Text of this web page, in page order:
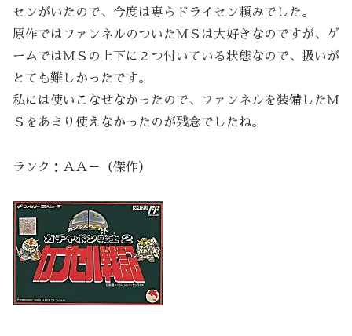
センがいたので、今度は専らドライセン頼みでした。
原作ではファンネルのついたＭＳは大好きなのですが、ゲ
ームではＭＳの上下に２つ付いている状態なので、扱いが
とても難しかったです。
私には使いこなせなかったので、ファンネルを装備したＭ
Ｓをあまり使えなかったのが残念でしたね。
ランク：ＡＡ－（傑作）